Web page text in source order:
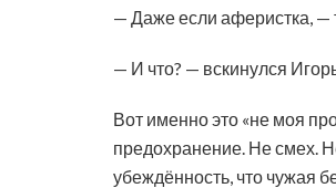
— Даже если аферистка, —
— И что? — вскинулся
Вот именно это «не моя
предохранение. Не смех.
убеждённость, что чужая